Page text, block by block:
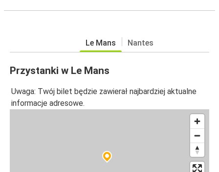
Le Mans Nantes
Przystanki w Le Mans
Uwaga: Twój bilet będzie zawierał najbardziej aktualne
informacje adresowe.